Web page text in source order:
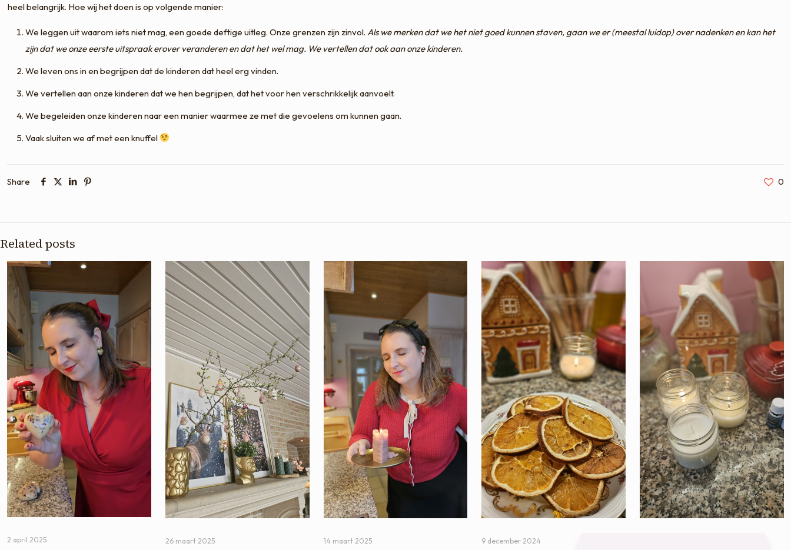
heel belangrijk. Hoe wij het doen is op volgende manier:
We leggen uit waarom iets niet mag, een goede deftige uitleg. Onze grenzen zijn zinvol.Als we merken dat we het niet goed kunnen staven, gaan we er (meestal luidop) over nadenken en kan het
zijn dat we onze eerste uitspraak erover veranderen en dat het wel mag. We vertellen dat ook aan onze kinderen.
We leven ons in en begrijpen dat de kinderen dat heel erg vinden.
We vertellen aan onze kinderen dat we hen begrijpen, dat het voor hen verschrikkelijk aanvoelt.
We begeleiden onze kinderen naar een manier waarmee ze met die gevoelens om kunnen gaan.
Vaak sluiten we af met een knuffel
Share 0
Related posts
2 april 2025 26 maart 2025 14 maart 2025 9 december 2024